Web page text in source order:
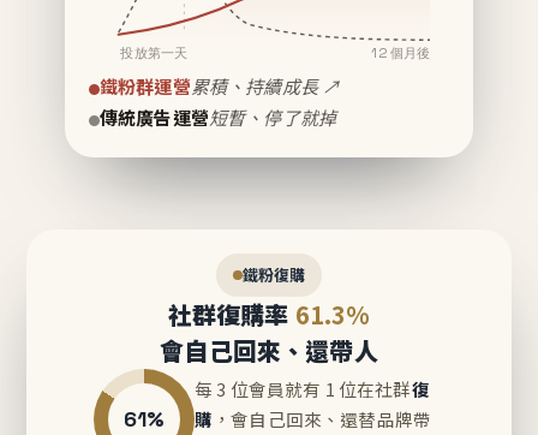
投放第一天 12 個月後
鐵粉群運營累積、持續成長 ↗
傳統廣告運營短暫、停了就掉
鐵粉復購
社群復購率 61.3%
會自己回來、還帶人
61%
每 3 位會員就有 1 位在社群復
購 ，會自己回來、還替品牌帶